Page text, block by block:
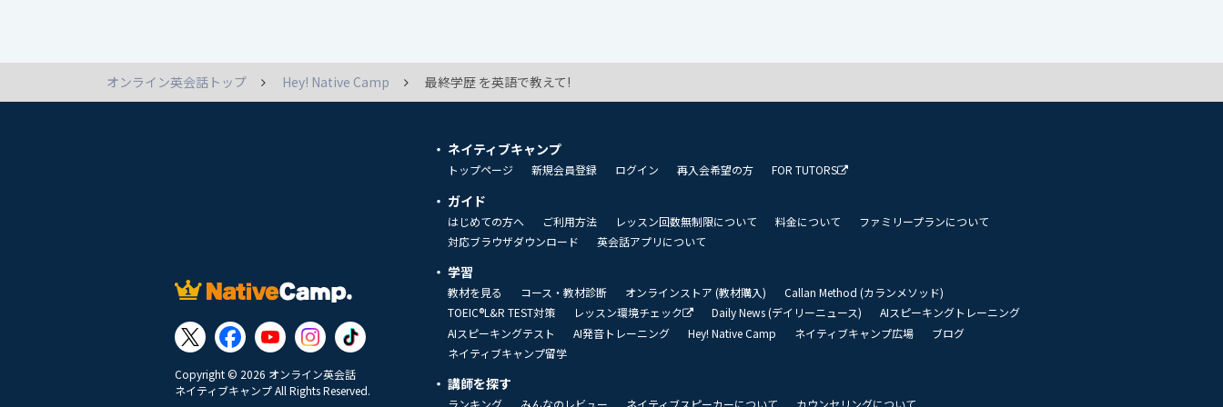
オンライン英会話トップ Hey! Native Camp 最終学歴 を英語で教えて!
Copyright © 2026 オンライン英会話
ネイティブキャンプ All Rights Reserved.
ネイティブキャンプ
トップページ 新規会員登録 ログイン 再入会希望の方 FOR TUTORS
ガイド
はじめての方へ ご利用方法 レッスン回数無制限について 料金について
ファミリープランについて
対応ブラウザダウンロード
英会話アプリについて
学習
教材を見る コース・教材診断 オンラインストア (教材購入)
Callan Method (カランメソッド)
TOEIC®L&R TEST対策
レッスン環境チェック Daily News (デイリーニュース)
AIスピーキングトレーニング
AIスピーキングテスト
AI発音トレーニング Hey! Native Camp ネイティブキャンプ広場
ブログ
ネイティブキャンプ留学
講師を探す